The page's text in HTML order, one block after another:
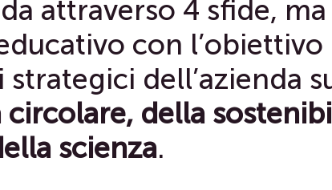
attraverso 4 sfide, ma
con l’obiettivo
dell’azienda
della
scienza.